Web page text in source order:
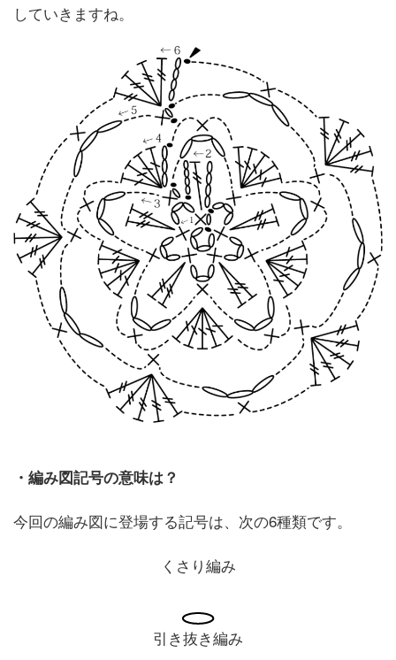
していきますね。
・編み図記号の意味は？
今回の編み図に登場する記号は、次の6種類です。
くさり編み
引き抜き編み